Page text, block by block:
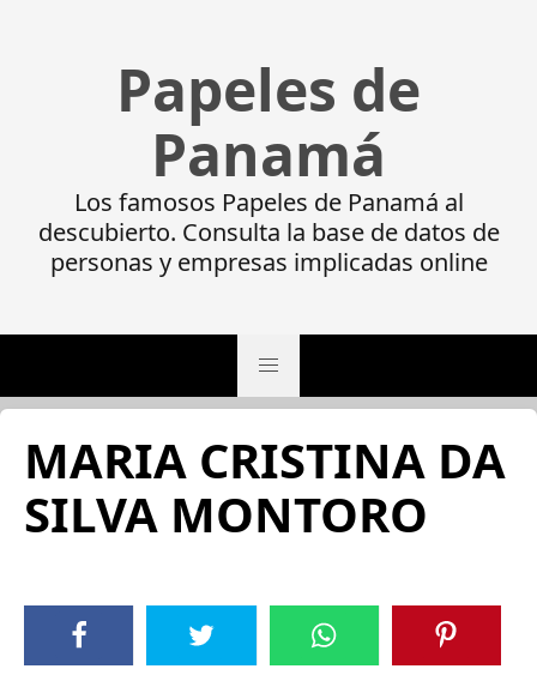
Papeles de
Panamá
Los famosos Papeles de Panamá al
descubierto. Consulta la base de datos de
personas y empresas implicadas online
MARIA CRISTINA DA
SILVA MONTORO